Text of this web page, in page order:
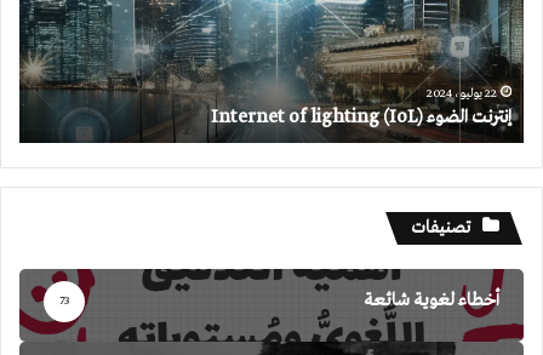
(IoL)
22 يوليو، 2024
إنترنت الضوء Internet of lighting (IoL)
تصنيفات
أخطاء لغوية شائعة 73